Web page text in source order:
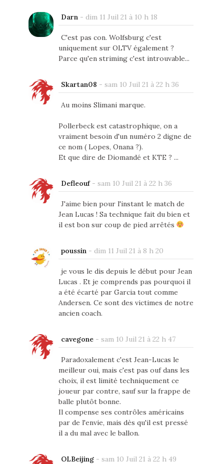
Darn- dim 11 Juil 21 à 10 h 18
C'est pas con. Wolfsburg c'est
uniquement sur OLTV également ?
Parce qu'en striming c'est introuvable...
Skartan08 - sam 10 Juil 21 à 22 h 36
Au moins Slimani marque.
Pollerbeck est catastrophique, on a
vraiment besoin d'un numéro 2 digne de
ce nom ( Lopes, Onana ?).
Et que dire de Diomandé et KTE ? ...
Defleouf- sam 10 Juil 21 à 22 h 36
J'aime bien pour l'instant le match de
Jean Lucas ! Sa technique fait du bien et
il est bon sur coup de pied arrêtés
poussin- dim 11 Juil 21 à 8 h 20
je vous le dis depuis le début pour Jean
Lucas . Et je comprends pas pourquoi il
a été écarté par Garcia tout comme
Andersen. Ce sont des victimes de notre
ancien coach.
cavegone- sam 10 Juil 21 à 22 h 47
Paradoxalement c'est Jean-Lucas le
meilleur oui, mais c'est pas ouf dans les
choix, il est limité techniquement ce
joueur par contre, sauf sur la frappe de
balle plutôt bonne.
Il compense ses contrôles américains
par de l'envie, mais dès qu'il est pressé
il a du mal avec le ballon.
OLBeijing- sam 10 Juil 21 à 22 h 49